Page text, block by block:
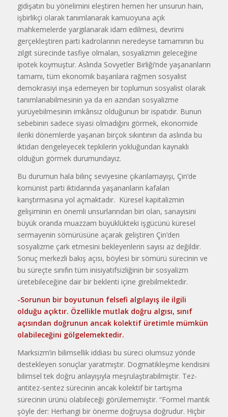
gidişatın bu yönelimini eleştiren hemen her unsurun hain,
işbirlikçi olarak tanımlanarak kamuoyuna açık
mahkemelerde yargılanarak idam edilmesi, devrimi
gerçekleştiren parti kadrolarının neredeyse tamamının bu
zılgıt sürecinde tasfiye olmaları, sosyalizmin geleceğine
ipotek koymuştur. Aslında Sovyetler Birliği’nde yaşananların
tamamı, tüm ekonomik başarılara rağmen sosyalist
demokrasiyi inşa edemeyen bir toplumun sosyalist olarak
tanımlanabilmesinin ya da en azından sosyalizme
yürüyebilmesinin imkânsız olduğunun bir ispatıdır. Bunun
sebebinin sadece siyasi olmadığını görmek, ekonomide
ileriki dönemlerde yaşanan birçok sıkıntının da aslında bu
iktidarı dengeleyecek tepkilerin yokluğundan kaynaklı
olduğun görmek durumundayız.
Bu durumun hala bilinç seviyesine çıkarılamayışı, Çin’de
komünist parti iktidarında yaşananların kafaları
karıştırmasına yol açmaktadır. Küresel kapitalizmin
gelişiminin en önemli unsurlarından biri olan, sanayisini
büyük oranda muazzam büyüklükteki işgücünü küresel
sermayenin sömürüsüne açarak geliştiren Çin’den
sosyalizme çark etmesini bekleyenlerin sayısı az değildir.
Sonuç merkezli bakış açısı, böylesi bir sömürü sürecinin ve
bu süreçte sınıfın tüm inisiyatifsizliğinin bir sosyalizm
üretebileceğine dair bir beklenti içine girebilmektedir.
-Sorunun bir boyutunun felsefi algılayış ile ilgili
olduğu açıktır. Özellikle mutlak doğru algısı, sınıf
açısından doğrunun ancak kolektif üretimle mümkün
olabileceğini gölgelemektedir.
Marksizm’in bilimsellik iddiası bu süreci olumsuz yönde
destekleyen sonuçlar yaratmıştır. Dogmatikleşme kendisini
bilimsel tek doğru anlayışıyla meşrulaştırabilmiştir. Tez-
antitez-sentez sürecinin ancak kolektif bir tartışma
sürecinin ürünü olabileceği görülememiştir. “Formel mantık
şöyle der: Herhangi bir önerme doğruysa doğrudur. Hiçbir